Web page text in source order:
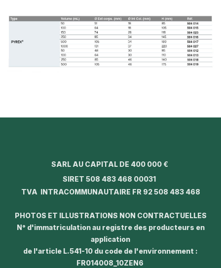
SARL AU CAPITAL DE 400 000 €
SIRET 508 483 468 00031
TVA INTRACOMMUNAUTAIRE FR 92 508 483 468
PHOTOS ET ILLUSTRATIONS NON CONTRACTUELLES
N° d'immatriculation au registre des producteurs en
application
de l'article L.541-10 du code de l'environnement :
FR014008_10ZEN6